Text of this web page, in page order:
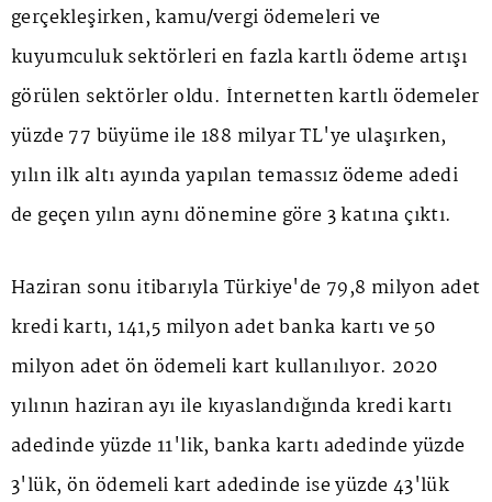
gerçekleşirken, kamu/vergi ödemeleri ve
kuyumculuk sektörleri en fazla kartlı ödeme artışı
görülen sektörler oldu. İnternetten kartlı ödemeler
yüzde 77 büyüme ile 188 milyar TL'ye ulaşırken,
yılın ilk altı ayında yapılan temassız ödeme adedi
de geçen yılın aynı dönemine göre 3 katına çıktı.
Haziran sonu itibarıyla Türkiye'de 79,8 milyon adet
kredi kartı, 141,5 milyon adet banka kartı ve 50
milyon adet ön ödemeli kart kullanılıyor. 2020
yılının haziran ayı ile kıyaslandığında kredi kartı
adedinde yüzde 11'lik, banka kartı adedinde yüzde
3'lük, ön ödemeli kart adedinde ise yüzde 43'lük